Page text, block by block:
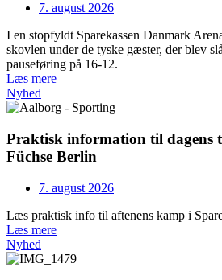
7. august 2026
I en stopfyldt Sparekassen Danmark
skovlen under de tyske gæster, der blev
pauseføring på 16-12.
Læs mere
Nyhed
Praktisk information til dagens
Füchse Berlin
7. august 2026
Læs praktisk info til aftenens kamp i
Læs mere
Nyhed